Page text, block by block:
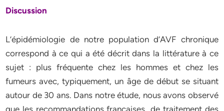
Discussion
L’épidémiologie de notre population d’AVF chronique
correspond à ce qui a été décrit dans la littérature à ce
sujet : plus fréquente chez les hommes et chez les
fumeurs avec, typiquement, un âge de début se situant
autour de 30 ans. Dans notre étude, nous avons observé
que les recommandations françaises de traitement des